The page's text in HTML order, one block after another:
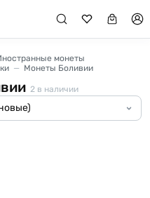
монеты
Монеты Боливии
2 в наличии